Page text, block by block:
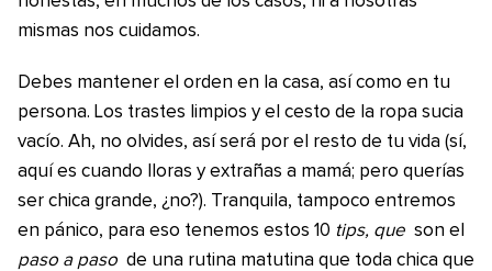
mismas nos cuidamos.
Debes mantener el orden en la casa, así como en tu
persona. Los trastes limpios y el cesto de la ropa sucia
vacío. Ah, no olvides, así será por el resto de tu vida (sí,
aquí es cuando lloras y extrañas a mamá; pero querías
ser chica grande, ¿no?). Tranquila, tampoco entremos
en pánico, para eso tenemos estos 10 tips, que son el
paso a paso de una rutina matutina que toda chica que